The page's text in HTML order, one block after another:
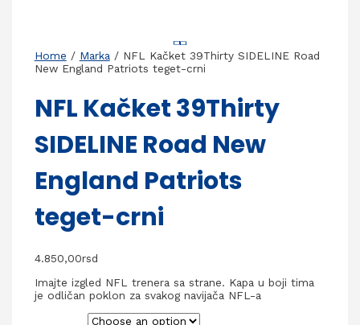
Home / Marka / NFL Kačket 39Thirty SIDELINE Road
New England Patriots teget-crni
NFL Kačket 39Thirty
SIDELINE Road New
England Patriots
teget-crni
4.850,00rsd
Imajte izgled NFL trenera sa strane. Kapa u boji tima
je odličan poklon za svakog navijača NFL-a